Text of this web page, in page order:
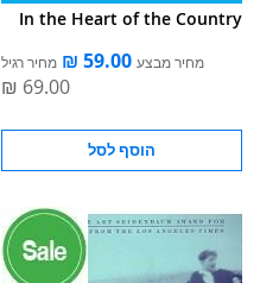
In the Heart of the Country
מחיר מבצע מחיר רגיל
הוסף לסל